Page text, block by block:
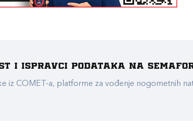
i ispravci podataka na
iz COMET-a, platforme za vođenje nogometnih